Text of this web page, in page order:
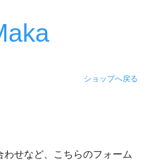
ショップへ戻る
せなど、こちらのフォーム